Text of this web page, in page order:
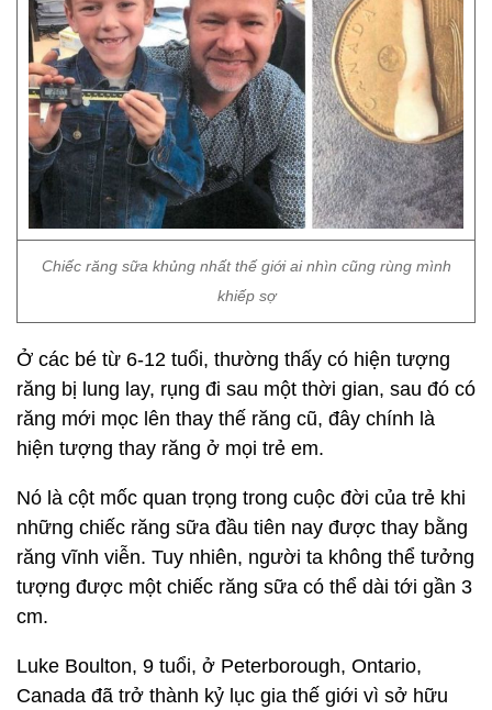
Chiếc răng sữa khủng nhất thế giới ai nhìn cũng rùng mình
khiếp sợ
Ở các bé từ 6-12 tuổi, thường thấy có hiện tượng
răng bị lung lay, rụng đi sau một thời gian, sau đó có
răng mới mọc lên thay thế răng cũ, đây chính là
hiện tượng thay răng ở mọi trẻ em.
Nó là cột mốc quan trọng trong cuộc đời của trẻ khi
những chiếc răng sữa đầu tiên nay được thay bằng
răng vĩnh viễn. Tuy nhiên, người ta không thể tưởng
tượng được một chiếc răng sữa có thể dài tới gần 3
cm.
Luke Boulton, 9 tuổi, ở Peterborough, Ontario,
Canada đã trở thành kỷ lục gia thế giới vì sở hữu